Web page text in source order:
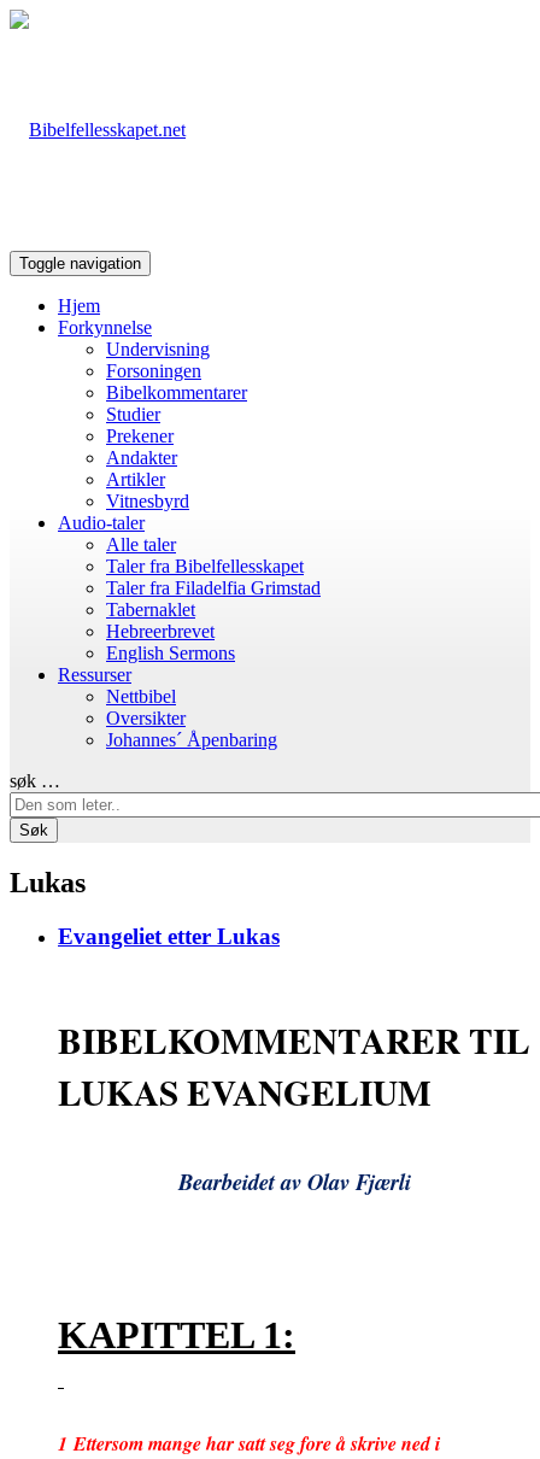
Toggle navigation
Hjem
Forkynnelse
Undervisning
Forsoningen
Bibelkommentarer
Studier
Prekener
Andakter
Artikler
Vitnesbyrd
Audio-taler
Alle taler
Taler fra Bibelfellesskapet
Taler fra Filadelfia Grimstad
Tabernaklet
Hebreerbrevet
English Sermons
Ressurser
Nettbibel
Oversikter
Johannes´ Åpenbaring
søk …
Søk
Lukas
Evangeliet etter Lukas
BIBELKOMMENTARER TIL
LUKAS EVANGELIUM
Bearbeidet av Olav Fjærli
KAPITTEL 1:
1 Ettersom mange har satt seg fore å skrive ned i